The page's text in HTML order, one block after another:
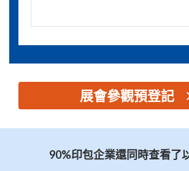
展會參觀預登記
90%印包企業還同時查看了